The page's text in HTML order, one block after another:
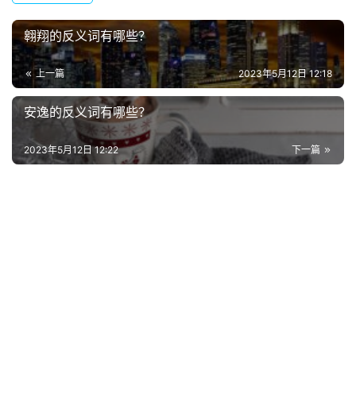
网
络
热
词
电
翱翔的反义词有哪些？
上一篇 2023年5月12日 12:18
安逸的反义词有哪些？
下一篇
2023年5月12日 12:22